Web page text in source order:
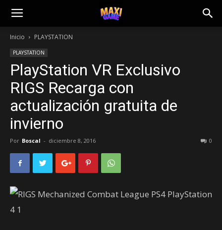
Inicio PLAYSTATION
PLAYSTATION
PlayStation VR Exclusivo
RIGS Recarga con
actualización gratuita de
invierno
Por Boscal - diciembre 8, 2016 0